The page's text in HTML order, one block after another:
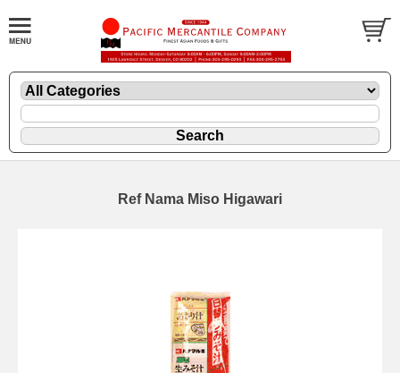
Ref Nama Miso Higawari